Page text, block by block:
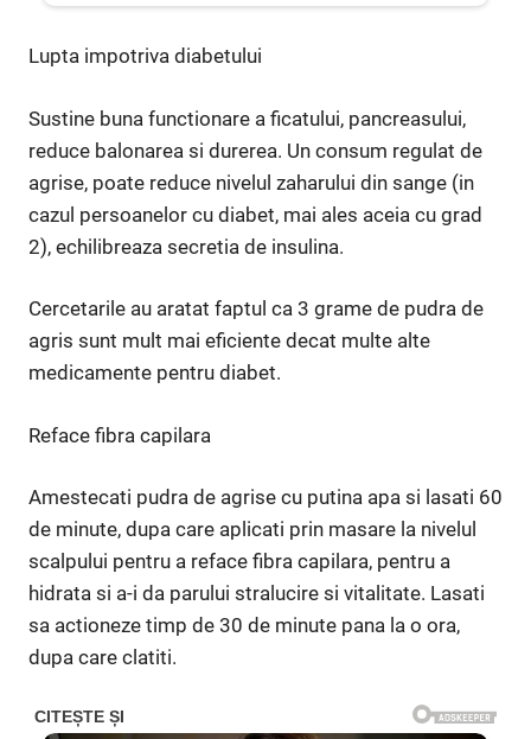
Lupta impotriva diabetului
Sustine buna functionare a ficatului, pancreasului,
reduce balonarea si durerea. Un consum regulat de
agrise, poate reduce nivelul zaharului din sange (in
cazul persoanelor cu diabet, mai ales aceia cu grad
2), echilibreaza secretia de insulina.
Cercetarile au aratat faptul ca 3 grame de pudra de
agris sunt mult mai eficiente decat multe alte
medicamente pentru diabet.
Reface fibra capilara
Amestecati pudra de agrise cu putina apa si lasati 60
de minute, dupa care aplicati prin masare la nivelul
scalpului pentru a reface fibra capilara, pentru a
hidrata si a-i da parului stralucire si vitalitate. Lasati
sa actioneze timp de 30 de minute pana la o ora,
dupa care clatiti.